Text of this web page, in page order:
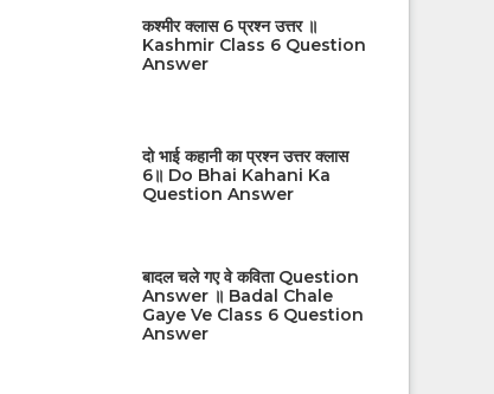
कश्मीर क्लास 6 प्रश्न उत्तर ॥
Kashmir Class 6 Question
Answer
दो भाई कहानी का प्रश्न उत्तर क्लास
6॥ Do Bhai Kahani Ka
Question Answer
बादल चले गए वे कविता Question
Answer ॥ Badal Chale
Gaye Ve Class 6 Question
Answer